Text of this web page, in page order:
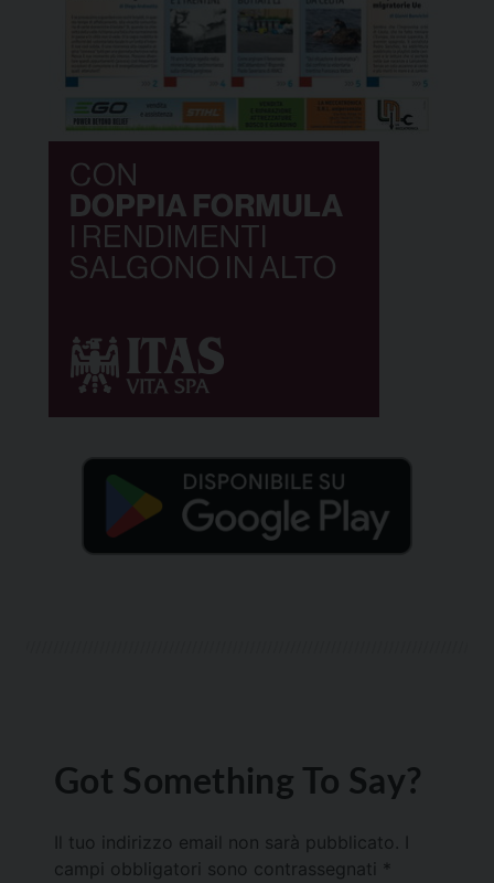
Got Something To Say?
Il tuo indirizzo email non sarà pubblicato.
campi obbligatori sono contrassegnati *